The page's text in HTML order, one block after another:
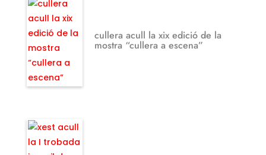
cullera acull la xix edició de la
mostra “cullera a escena”